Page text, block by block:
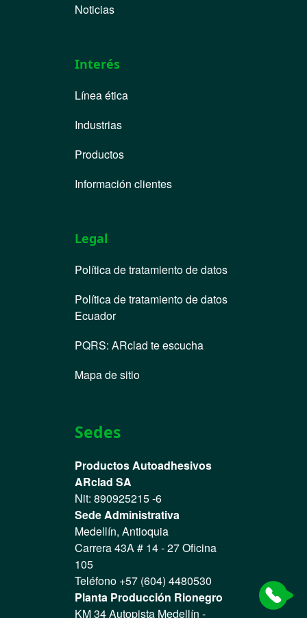
Noticias
Interés
Línea ética
Industrias
Productos
Información clientes
Legal
Política de tratamiento de datos
Política de tratamiento de datos
Ecuador
PQRS: ARclad te escucha
Mapa de sitio
Sedes
Productos Autoadhesivos
ARclad SA
Nit: 890925215 -6
Sede Administrativa
Medellín, Antioquia
Carrera 43A # 14 - 27 Oficina
105
Teléfono +57 (604) 4480530
Planta Producción Rionegro
KM 34 Autopista Medellín -